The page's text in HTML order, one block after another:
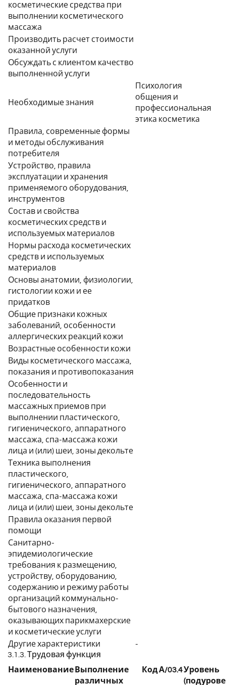
косметические средства при
выполнении косметического
массажа
Производить расчет стоимости
оказанной услуги
Обсуждать с клиентом качество
выполненной услуги
Необходимые знания
Психология
общения и
профессиональная
этика косметика
Правила, современные формы
и методы обслуживания
потребителя
Устройство, правила
эксплуатации и хранения
применяемого оборудования,
инструментов
Состав и свойства
косметических средств и
используемых материалов
Нормы расхода косметических
средств и используемых
материалов
Основы анатомии, физиологии,
гистологии кожи и ее
придатков
Общие признаки кожных
заболеваний, особенности
аллергических реакций кожи
Возрастные особенности кожи
Виды косметического массажа,
показания и противопоказания
Особенности и
последовательность
массажных приемов при
выполнении пластического,
гигиенического, аппаратного
массажа, спа-массажа кожи
лица и (или) шеи, зоны декольте
Техника выполнения
пластического,
гигиенического, аппаратного
массажа, спа-массажа кожи
лица и (или) шеи, зоны декольте
Правила оказания первой
помощи
Санитарно-
эпидемиологические
требования к размещению,
устройству, оборудованию,
содержанию и режиму работы
организаций коммунально-
бытового назначения,
оказывающих парикмахерские
и косметические услуги
Другие характеристики
-
3.1.3. Трудовая функция
Наименование Выполнение
различных
КодА/03.4Уровень